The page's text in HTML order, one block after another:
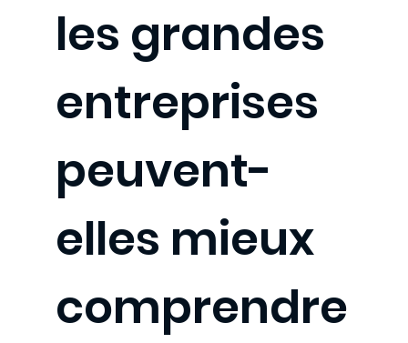
les grandes
entreprises
peuvent-
elles mieux
comprendre